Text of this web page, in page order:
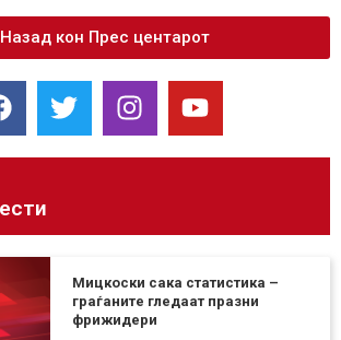
Назад кон Прес центарот
Мицкоски сака статистика –
граѓаните гледаат празни
фрижидери